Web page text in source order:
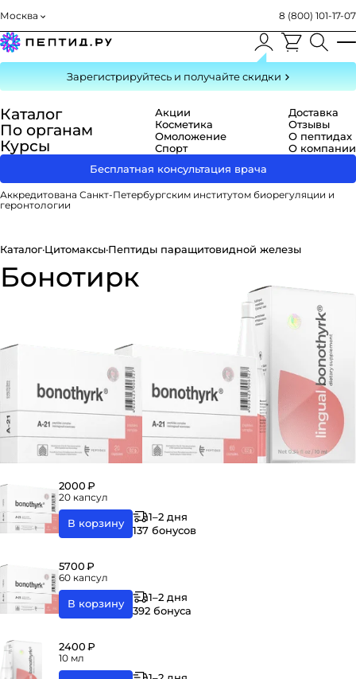
Москва 8 (800) 101-17-07
Зарегистрируйтесь и получайте скидки
Каталог
По органам
Курсы
Акции
Косметика
Омоложение
Спорт
Доставка
Отзывы
О пептидах
О компании
Бесплатная консультация врача
Аккредитована Санкт-Петербургским институтом биорегуляции и
геронтологии
Каталог·Цитомаксы·Пептиды паращитовидной железы
Бонотирк
2000 ₽
20 капсул
В корзину
1–2 дня
137 бонусов
5700 ₽
60 капсул
В корзину
1–2 дня
392 бонуса
2400 ₽
10 мл